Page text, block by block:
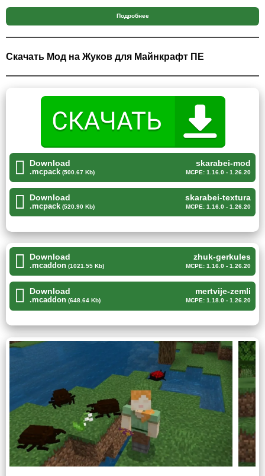
разными жуками.
Скарабеи
блочный мирсамых настоящих скарабеев.
Насекомые настолько реалистичные, что с трудом
можно отличить их от настоящих. Можно
использовать насекомое в качестве еды для птиц
на ферме.
Или просто любоваться их умиротворенной жизнью на
лужайке. Кстати, в дополненииимеются и другие
мобы, которые гармонично впишутся в игру.
Жук Геркулес
Необычный вид жука предлагает добавить в свой мир
автор данного мода Minecraft PE. Отличительной
помощью моб копает землю и питается.
Цвет, форма и размер идеально передают его
оригинальную версию. Можно смело положить его
в банку и разглядывать черты лапок и панциря.
Кроме того, в аддоне присутствуют для изучения еще
несколько интересных видов бабочек, комаров и прочей
Подробнее
Скачать Мод на Жуков для Майнкрафт ПЕ
Download
.mcpack(500.67 Kb)
skarabei-mod
MCPE: 1.16.0 - 1.26.20
Download
.mcpack(520.90 Kb)
skarabei-textura
MCPE: 1.16.0 - 1.26.20
Download
.mcaddon(1021.55 Kb)
zhuk-gerkules
MCPE: 1.16.0 - 1.26.20
Download
.mcaddon(648.64 Kb)
mertvije-zemli
MCPE: 1.18.0 - 1.26.20